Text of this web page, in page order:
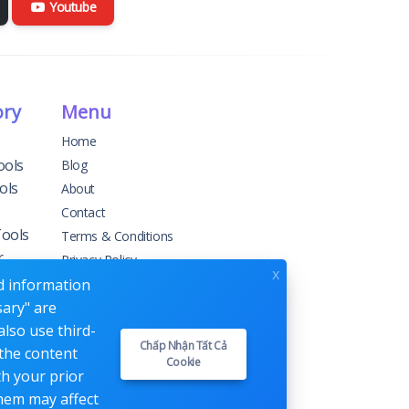
Youtube
Menu
Home
Blog
About
Contact
Terms & Conditions
Privacy Policy
information
are
use third-
content
your prior
may affect
Chấp Nhận Tất Cả
Cookie
x